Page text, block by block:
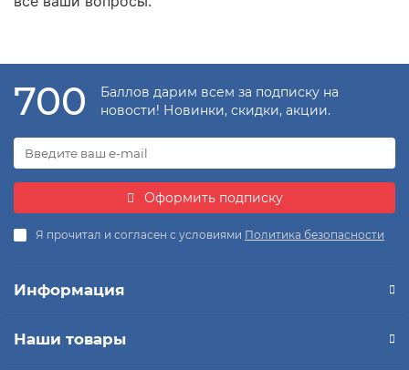
700
Баллов дарим всем за подписку на
новости! Новинки, скидки, акции.
Оформить подписку
Я прочитал и согласен с условиями Политика безопасности
Информация
Наши товары